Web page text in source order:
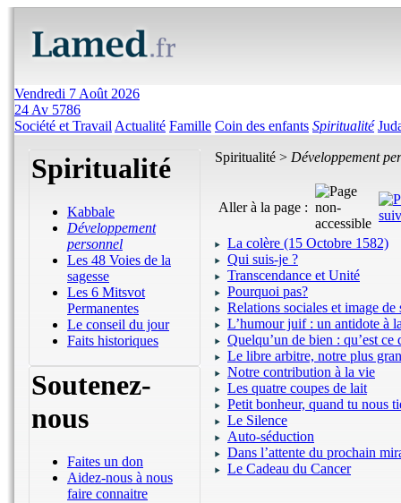
Vendredi 7 Août 2026
24 Av 5786
Société et Travail Actualité Famille Coin des enfants Spiritualité
Spiritualité
Kabbale
Développement
personnel
Les 48 Voies de la
sagesse
Les 6 Mitsvot
Permanentes
Le conseil du jour
Faits historiques
Soutenez-
nous
Faites un don
Aidez-nous à nous
faire connaitre
Spiritualité > Développement
Aller à la page :
La colère (15 Octobre 1582)
Qui suis-je ?
Transcendance et Unité
Pourquoi pas?
Relations sociales et image de
L’humour juif : un antidote à
Quelqu’un de bien : qu’est ce
Le libre arbitre, notre plus
Notre contribution à la vie
Les quatre coupes de lait
Petit bonheur, quand tu nous
Le Silence
Auto-séduction
Dans l’attente du prochain
Le Cadeau du Cancer